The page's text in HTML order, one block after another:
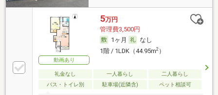
動画あり
5万円
管理費3,500円
1ヶ月
なし
1階 / 1LDK（44.95m2）
礼金なし 一人暮らし
二人暮らし
バス・トイレ別
駐車場(近隣含) ペット相談可